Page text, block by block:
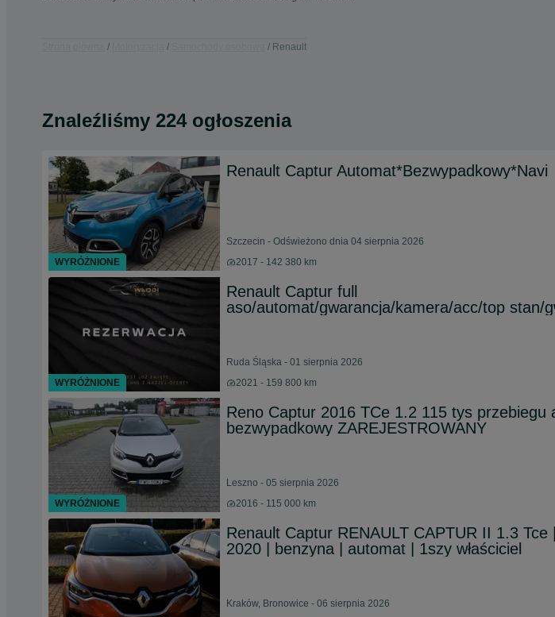
Renault
Znaleźliśmy 224 ogłoszenia
Renault Captur Automat*Bezwypadkowy*Navi
Szczecin - Odświeżono dnia 04 sierpnia 2026
2017 - 142 380 km
Renault Captur full
aso/automat/gwarancja/kamera/acc/top stan/
Ruda Śląska - 01 sierpnia 2026
2021 - 159 800 km
Reno Captur 2016 TCe 1.2 115 tys przebiegu
bezwypadkowy ZAREJESTROWANY
Leszno - 05 sierpnia 2026
2016 - 115 000 km
Renault Captur RENAULT CAPTUR II 1.3 Tce |
2020 | benzyna | automat | 1szy właściciel
Kraków, Bronowice - 06 sierpnia 2026
WYRÓŻNIONE
WYRÓŻNIONE
WYRÓŻNIONE